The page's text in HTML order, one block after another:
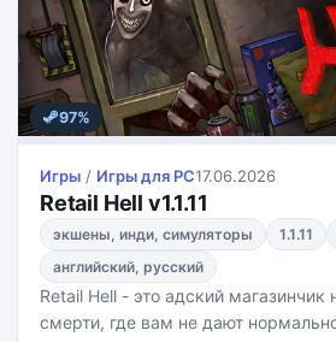
97%
Игры / Игры для PС17.06.2026
Retail Hell v1.1.11
экшены, инди, симуляторы 1.1.11
английский, русский
Retail Hell - это адский
смерти, где вам не дают